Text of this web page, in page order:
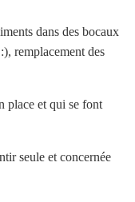
dans des bocaux
remplacement des
place et qui se font
seule et concernée